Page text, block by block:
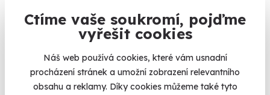
Ctíme vaše soukromí, pojďme
vyřešit cookies
Náš web používá cookies, které vám usnadní
procházení stránek a umožní zobrazení relevantního
obsahu a reklamy. Díky cookies můžeme také tyto
Setkání se šelmami, kopytníky, či tropickými zvířaty pro 1 i 2
Brno (Brno-město)
6 200 Kč